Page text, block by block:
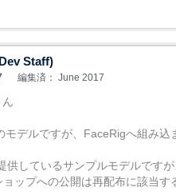
Staff)
編集済： June 2017
ん
モデルですが、FaceRigへ組み込
供しているサンプルモデルです
ップへの公開は再配布に該当す